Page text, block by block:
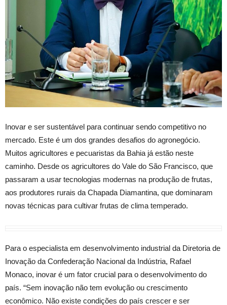
Inovar e ser sustentável para continuar sendo competitivo no
mercado. Este é um dos grandes desafios do agronegócio.
Muitos agricultores e pecuaristas da Bahia já estão neste
caminho. Desde os agricultores do Vale do São Francisco, que
passaram a usar tecnologias modernas na produção de frutas,
aos produtores rurais da Chapada Diamantina, que dominaram
novas técnicas para cultivar frutas de clima temperado.
Para o especialista em desenvolvimento industrial da Diretoria de
Inovação da Confederação Nacional da Indústria, Rafael
Monaco, inovar é um fator crucial para o desenvolvimento do
país. “Sem inovação não tem evolução ou crescimento
econômico. Não existe condições do país crescer e ser